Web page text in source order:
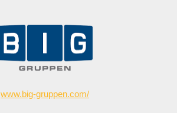
www.big-gruppen.com/